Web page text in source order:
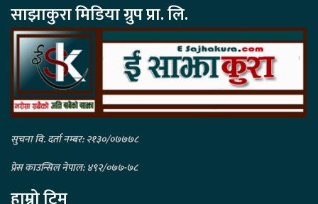
साझाकुरा मिडिया ग्रुप प्रा. लि.
सुचना वि. दर्ता नम्बर: २१३०/०७७७८
प्रेस काउन्सिल नेपाल: ४९२/०७७-७८